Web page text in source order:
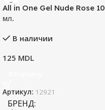
All in One Gel Nude Rose 10
мл.
В наличии
125 MDL
Артикул: 12921
БРЕНД